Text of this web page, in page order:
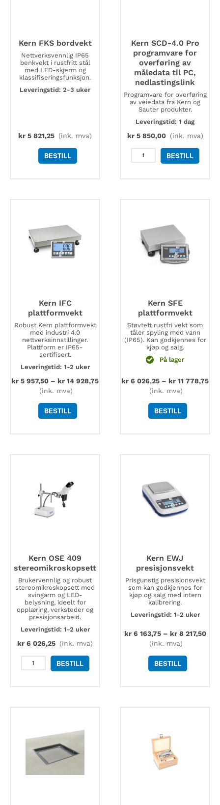
Kern FKS bordvekt
Nettverksvennlig IP65
benkvekt i rustfritt stål
med LED-skjerm og
klassifiseringsfunksjon.
Leveringstid: 2-3 uker
kr 5 821,25 (ink. mva)
BESTILL
Kern SCD-4.0 Pro
programvare for
overføring av
måledata til PC,
nedlastingslink
Programvare for overføring
av veiedata fra Kern og
Sauter produkter.
Leveringstid: 1 dag
kr5 850,00 (ink. mva)
Kern
SCD-
måledata
til
PC,
nedlastingslink
antall
BESTILL
Kern IFC
plattformvekt
Robust Kern plattformvekt
med industri 4.0
nettverksinnstillinger.
Plattform er IP65-
sertifisert.
Leveringstid: 1-2 uker
kr 5 957,50 – kr 14 928,75
(ink. mva)
BESTILL
Kern SFE
plattformvekt
Støvtett rustfri vekt som
tåler spyling med vann
(IP65). Kan godkjennes for
kjøp og salg.
På lager
kr 6 026,25 – kr 11 778,75
(ink. mva)
BESTILL
Kern OSE 409
stereomikroskopsett
Brukervennlig og robust
stereomikroskopsett med
svingarm og LED-
belysning, ideelt for
opplæring, verksteder og
presisjonsarbeid.
Leveringstid: 1-2 uker
kr 6 026,25 (ink. mva)
Kern
OSE
BESTILL
Kern EWJ
presisjonsvekt
Prisgunstig presisjonsvekt
som kan godkjennes for
kjøp og salg med intern
kalibrering.
Leveringstid: 1-2 uker
kr6 163,75– kr8 217,50
(ink. mva)
BESTILL